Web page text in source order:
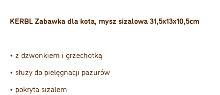
KERBL Zabawka dla kota, mysz sizalowa 31,5x13x10,5cm
• z dzwonkiem i grzechotką
• służy do pielęgnacji pazurów
• pokryta sizalem